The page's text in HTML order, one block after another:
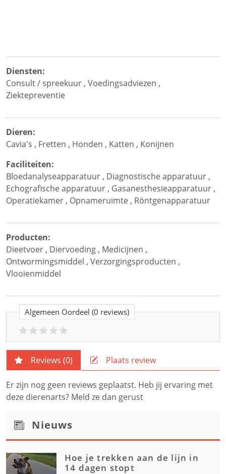
Diensten:
Consult / spreekuur , Voedingsadviezen ,
Ziektepreventie
Dieren:
Cavia's , Fretten , Honden , Katten , Konijnen
Faciliteiten:
Bloedanalyseapparatuur , Diagnostische apparatuur ,
Echografische apparatuur , Gasanesthesieapparatuur ,
Operatiekamer , Opnameruimte , Röntgenapparatuur
Producten:
Dieetvoer , Diervoeding , Medicijnen ,
Ontwormingsmiddel , Verzorgingsproducten ,
Vlooienmiddel
Algemeen Oordeel (0 reviews)
Reviews (0) Plaats review
Er zijn nog geen reviews geplaatst. Heb jij ervaring met
deze dierenarts? Meld ze dan gerust
Nieuws
Hoe je trekken aan de lijn in
14 dagen stopt